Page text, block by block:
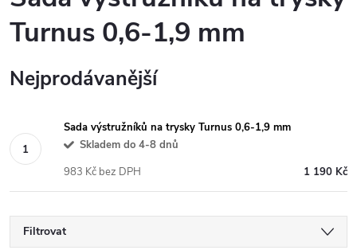
Turnus 0,6-1,9 mm
Nejprodávanější
Sada výstružníků na trysky Turnus 0,6-1,9 mm
Skladem do 4-8 dnů
1 190 Kč
983 Kč bez DPH
Filtrovat